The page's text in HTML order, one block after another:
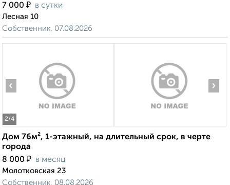
7 000 ₽ в сутки
Лесная 10
Собственник, 07.08.2026
2/4
‹ ›
Дом 76м², 1-этажный, на длительный срок, в черте
города
8 000 ₽ в месяц
Молотковская 23
Собственник, 08.08.2026